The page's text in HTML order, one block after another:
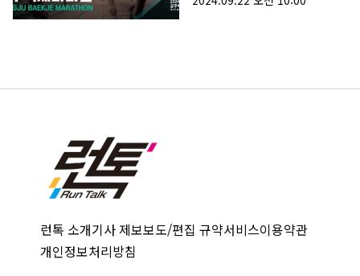
런톡 소개기사 제보보도/편집 규약서비스이용약관
개인정보처리방침